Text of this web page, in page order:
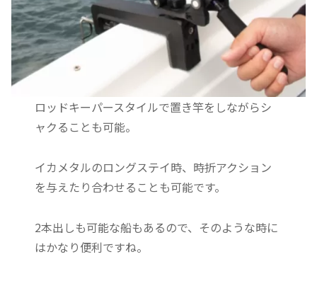
ロッドキーパースタイルで置き竿をしながらシ
ャクることも可能。
イカメタルのロングステイ時、時折アクション
を与えたり合わせることも可能です。
2本出しも可能な船もあるので、そのような時に
はかなり便利ですね。